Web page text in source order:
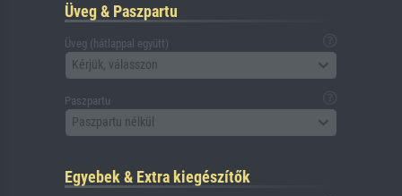
Üveg & Paszpartu
Üveg (hátlappal együtt)
Kérjük, válasszon
Paszpartu
Paszpartu nélkül
Egyebek & Extra kiegészítők